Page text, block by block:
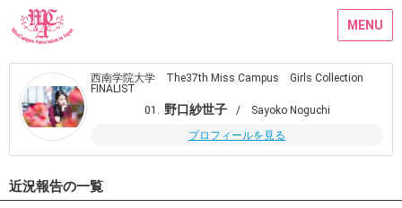
MENU
西南学院大学 The37th Miss Campus Girls Collection
FINALIST
01. 野口紗世子
/ Sayoko Noguchi
プロフィールを見る
近況報告の一覧